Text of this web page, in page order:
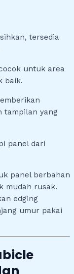
tersedia
untuk area
baik.
tampilan yang
panel dari
panel berbahan
mudah rusak.
edging
umur pakai